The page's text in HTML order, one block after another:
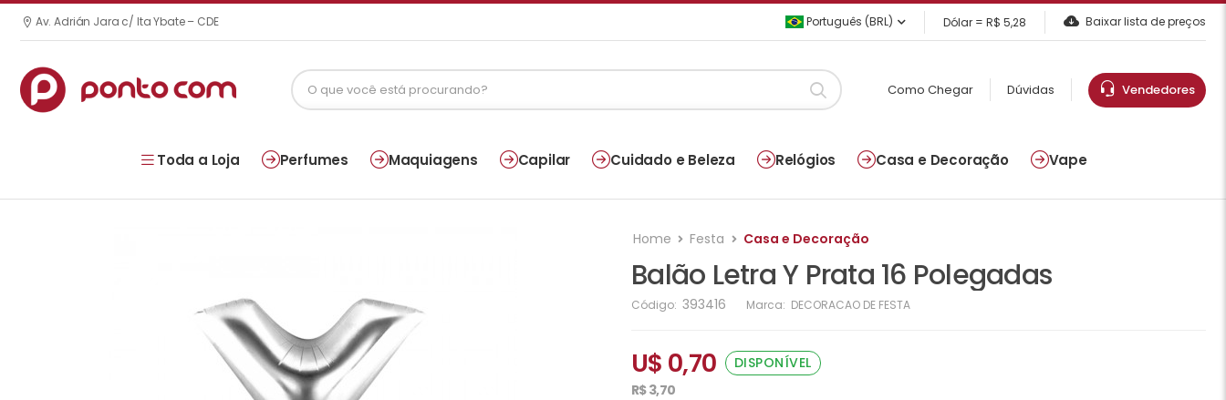
Av. Adrián Jara c/ Ita Ybate – CDE Português (BRL) Dólar = R$ 5,28 Baixar lista de preços
Como Chegar Dúvidas Vendedores
Toda a Loja Perfumes Maquiagens Capilar Cuidado e Beleza Relógios Casa e Decoração Vape
Home Festa Casa e Decoração
Balão Letra Y Prata 16 Polegadas
Código: 393416 Marca: DECORACAO DE FESTA
U$ 0,70
DISPONÍVEL
R$ 3,70